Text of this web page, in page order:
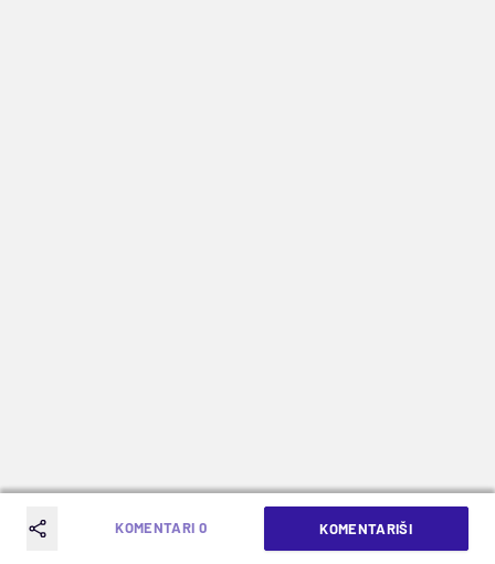
KOMENTARI 0 KOMENTARIŠI